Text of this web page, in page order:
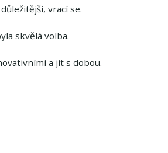
vrací se.
skvělá volba.
a jít s dobou.